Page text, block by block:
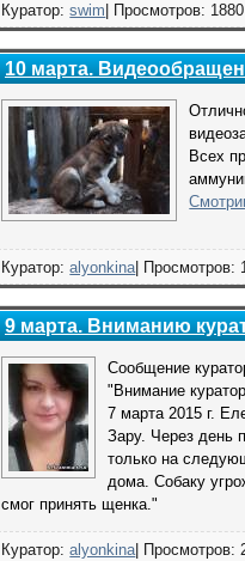
Куратор:swim| Просмотров:
10 марта.
Всех
Куратор:alyonkina | Просмотров:
9 марта. Вниманию
Сообщение
"Внимание
7 марта 2015 г.
Зару. Через день
только на
дома. Собаку
смог принять щенка."
Куратор:alyonkina| Просмотров: